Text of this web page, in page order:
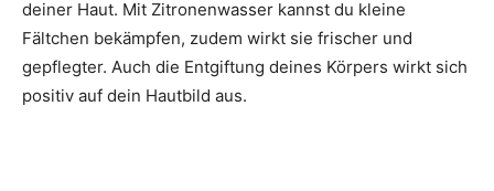
deiner Haut. Mit Zitronenwasser kannst du kleine
Fältchen bekämpfen, zudem wirkt sie frischer und
gepflegter. Auch die Entgiftung deines Körpers wirkt sich
positiv auf dein Hautbild aus.